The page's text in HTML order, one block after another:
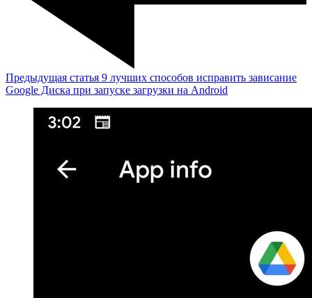
Предыдущая статья 9 лучших способов исправить зависание
Google Диска при запуске загрузки на Android